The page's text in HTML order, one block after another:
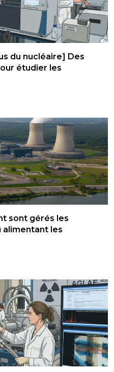
du nucléaire] Des
étudier les
sont gérés les
alimentant les